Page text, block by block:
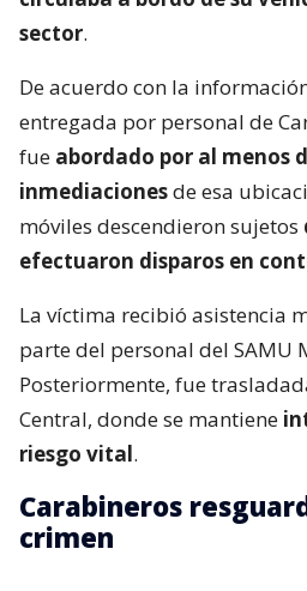
sector.
De acuerdo con la
entregada por personal de
fue abordado por al menos
inmediacionesde esa
móviles descendieron sujetos
efectuaron disparos en
La víctima recibió asistencia
parte del personal del SAMU
Posteriormente, fue
Central, donde se mantiene
riesgo vital.
Carabineros
crimen